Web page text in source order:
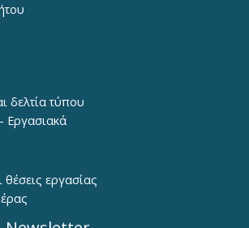
δελτία τύπου
Εργασιακά
θέσεις εργασίας